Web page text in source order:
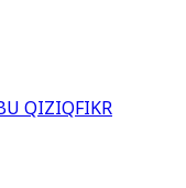
QIZIQFIKR